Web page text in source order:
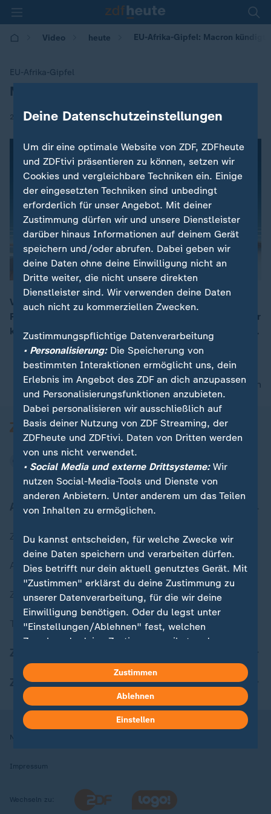
Video heute EU-Afrika-Gipfel: Macron kündigt
EU-Afrika-Gipfel
:Macron kündigt Milliardenfonds an
29.11.2017 | 09:46
Vor dem EU-Afrika-Gipfel in der Elfenbeinküste hat
Frankreichs Präsident Macron einen Milliardenfonds für
kleinere und mittlere afrikanische Firmen angekündigt.
nach oben
Aktuell bei ZDFheute
Zuletzt veröffentlicht
Aktuelle Sendungs-Videos
ZDFheute Stories
Themen im Überblick
ZDFheute Apps
Nutzungsbedingungen
Impressum
Wechseln zu:
Deine Datenschutzeinstellungen
Um dir eine optimale Website von ZDF, ZDFheute
und ZDFtivi präsentieren zu können, setzen wir
Cookies und vergleichbare Techniken ein. Einige
der eingesetzten Techniken sind unbedingt
erforderlich für unser Angebot. Mit deiner
Zustimmung dürfen wir und unsere Dienstleister
darüber hinaus Informationen auf deinem Gerät
speichern und/oder abrufen. Dabei geben wir
deine Daten ohne deine Einwilligung nicht an
Dritte weiter, die nicht unsere direkten
Dienstleister sind. Wir verwenden deine Daten
auch nicht zu kommerziellen Zwecken.
Zustimmungspflichtige Datenverarbeitung
• Personalisierung:Die Speicherung von
bestimmten Interaktionen ermöglicht uns, dein
Erlebnis im Angebot des ZDF an dich anzupassen
und Personalisierungsfunktionen anzubieten.
Dabei personalisieren wir ausschließlich auf
Basis deiner Nutzung von ZDF Streaming, der
ZDFheute und ZDFtivi. Daten von Dritten werden
von uns nicht verwendet.
• Social Media und externe Drittsysteme:Wir
nutzen Social-Media-Tools und Dienste von
anderen Anbietern. Unter anderem um das Teilen
von Inhalten zu ermöglichen.
Du kannst entscheiden, für welche Zwecke wir
deine Daten speichern und verarbeiten dürfen.
Dies betrifft nur dein aktuell genutztes Gerät. Mit
"Zustimmen" erklärst du deine Zustimmung zu
unserer Datenverarbeitung, für die wir deine
Einwilligung benötigen. Oder du legst unter
"Einstellungen/Ablehnen" fest, welchen
Zwecken du deine Zustimmung gibst und
kannst du jederzeit mit Wirkung für die Zukunft
in deinen Einstellungen widerrufen oder ändern.
Hier findest du das Impressum.
Weitere Informationen findest du in unserer
Zustimmen
Ablehnen
Einstellen